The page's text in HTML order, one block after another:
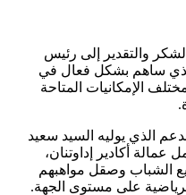
والتقدير إلى رئيس
ساهم بشكل فعال في
الإمكانيات المتاحة
الذي يوليه السيد سعيد
أكادير إداوتنان،
الشباب وصقل مواهبهم
على مستوى الجهة.